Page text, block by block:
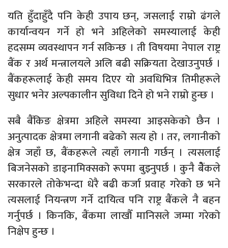
यति हुँदाहुँदै पनि केही उपाय छन्, जसलाई राम्रो ढंगले
कार्यान्वयन गर्ने हो भने अहिलेको समस्यालाई केही
हदसम्म व्यवस्थापन गर्न सकिन्छ । ती विषयमा नेपाल राष्ट्र
बैंक र अर्थ मन्त्रालयले अलि बढी सक्रियता देखाउनुपर्छ ।
बैंकहरूलाई केही समय दिएर यो अवधिभित्र तिमीहरूले
सुधार भनेर अल्पकालीन सुविधा दिने हो भने राम्रो हुन्छ ।
सबै बैंकिङ क्षेत्रमा अहिले समस्या आइसकेको छैन ।
अनुत्पादक क्षेत्रमा लगानी बढेको सत्य हो । तर, लगानीको
क्षेत्र जहाँ छ, बैंकहरूले त्यहाँ लगानी गर्छन् । त्यसलाई
बिजनेसको डाइनामिक्सको रूपमा बुझ्नुपर्छ । कुनै बेैंकले
सरकारले तोकेभन्दा धेरै बढी कर्जा प्रवाह गरेको छ भने
त्यसलाई नियन्त्रण गर्ने दायित्व पनि राष्ट्र बैंकले नै बहन
गर्नुपर्छ । किनकि, बैंकमा लाखौँ मानिसले जम्मा गरेको
निक्षेप हुन्छ ।